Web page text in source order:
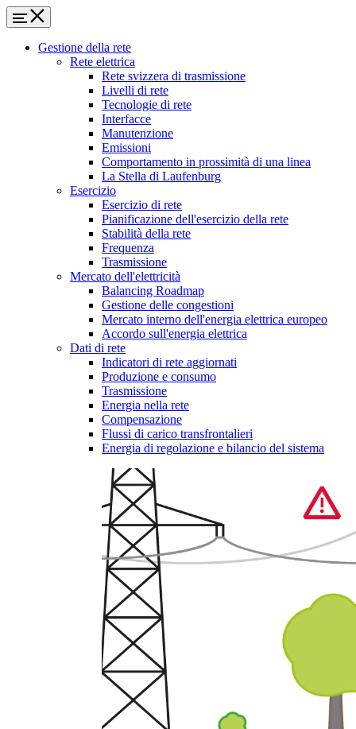
Gestione della rete
Rete elettrica
Rete svizzera di trasmissione
Livelli di rete
Tecnologie di rete
Interfacce
Manutenzione
Emissioni
Comportamento in prossimità di una linea
La Stella di Laufenburg
Esercizio
Esercizio di rete
Pianificazione dell'esercizio della rete
Stabilità della rete
Frequenza
Trasmissione
Mercato dell'elettricità
Balancing Roadmap
Gestione delle congestioni
Mercato interno dell'energia elettrica europeo
Accordo sull'energia elettrica
Dati di rete
Indicatori di rete aggiornati
Produzione e consumo
Trasmissione
Energia nella rete
Compensazione
Flussi di carico transfrontalieri
Energia di regolazione e bilancio del sistema